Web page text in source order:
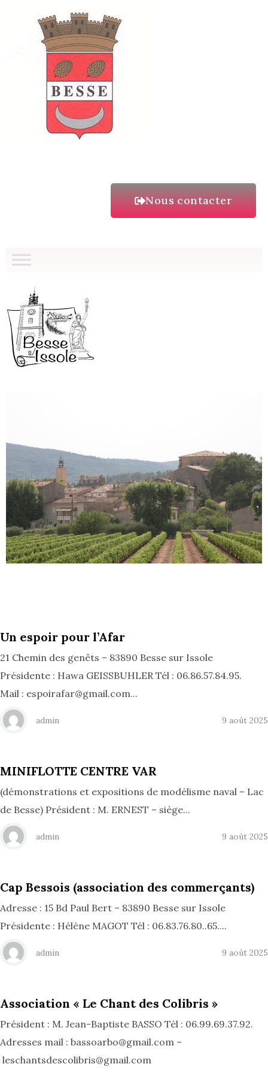
Nous contacter
Un espoir pour l’Afar
21 Chemin des genêts – 83890 Besse sur Issole
Présidente : Hawa GEISSBUHLER Tél : 06.86.57.84.95.
Mail : espoirafar@gmail.com...
admin 9 août 2025
MINIFLOTTE CENTRE VAR
(démonstrations et expositions de modélisme naval – Lac
de Besse) Président : M. ERNEST – siège...
admin 9 août 2025
Cap Bessois (association des commerçants)
Adresse : 15 Bd Paul Bert – 83890 Besse sur Issole
Présidente : Hélène MAGOT Tél : 06.83.76.80..65....
admin 9 août 2025
Association « Le Chant des Colibris »
Président : M. Jean-Baptiste BASSO Tél : 06.99.69.37.92.
Adresses mail : bassoarbo@gmail.com –
leschantsdescolibris@gmail.com